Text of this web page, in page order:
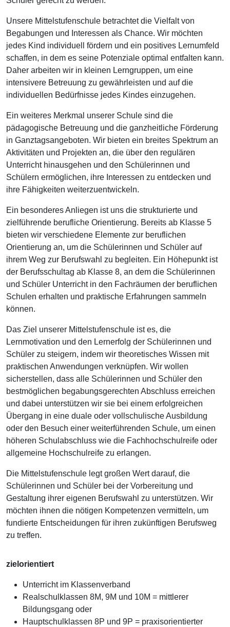
Unsere Mittelstufenschule betrachtet die Vielfalt von
Begabungen und Interessen als Chance. Wir möchten
jedes Kind individuell fördern und ein positives Lernumfeld
schaffen, in dem es seine Potenziale optimal entfalten kann.
Daher arbeiten wir in kleinen Lerngruppen, um eine
intensivere Betreuung zu gewährleisten und auf die
individuellen Bedürfnisse jedes Kindes einzugehen.
Ein weiteres Merkmal unserer Schule sind die
pädagogische Betreuung und die ganzheitliche Förderung
in Ganztagsangeboten. Wir bieten ein breites Spektrum an
Aktivitäten und Projekten an, die über den regulären
Unterricht hinausgehen und den Schülerinnen und
Schülern ermöglichen, ihre Interessen zu entdecken und
ihre Fähigkeiten weiterzuentwickeln.
Ein besonderes Anliegen ist uns die strukturierte und
zielführende berufliche Orientierung. Bereits ab Klasse 5
bieten wir verschiedene Elemente zur beruflichen
Orientierung an, um die Schülerinnen und Schüler auf
ihrem Weg zur Berufswahl zu begleiten. Ein Höhepunkt ist
der Berufsschultag ab Klasse 8, an dem die Schülerinnen
und Schüler Unterricht in den Fachräumen der beruflichen
Schulen erhalten und praktische Erfahrungen sammeln
können.
Das Ziel unserer Mittelstufenschule ist es, die
Lernmotivation und den Lernerfolg der Schülerinnen und
Schüler zu steigern, indem wir theoretisches Wissen mit
praktischen Anwendungen verknüpfen. Wir wollen
sicherstellen, dass alle Schülerinnen und Schüler den
bestmöglichen begabungsgerechten Abschluss erreichen
und dabei unterstützen wir sie bei einem erfolgreichen
Übergang in eine duale oder vollschulische Ausbildung
oder den Besuch einer weiterführenden Schule, um einen
höheren Schulabschluss wie die Fachhochschulreife oder
allgemeine Hochschulreife zu erlangen.
Die Mittelstufenschule legt großen Wert darauf, die
Schülerinnen und Schüler bei der Vorbereitung und
Gestaltung ihrer eigenen Berufswahl zu unterstützen. Wir
möchten ihnen die nötigen Kompetenzen vermitteln, um
fundierte Entscheidungen für ihren zukünftigen Berufsweg
zu treffen.
zielorientiert
Unterricht im Klassenverband
Realschulklassen 8M, 9M und 10M = mittlerer
Bildungsgang oder
Hauptschulklassen 8P und 9P = praxisorientierter